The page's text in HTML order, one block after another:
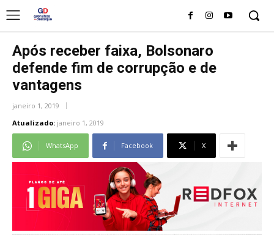
Após receber faixa, Bolsonaro
defende fim de corrupção e de
vantagens
janeiro 1, 2019
Atualizado: janeiro 1, 2019
WhatsApp Facebook X